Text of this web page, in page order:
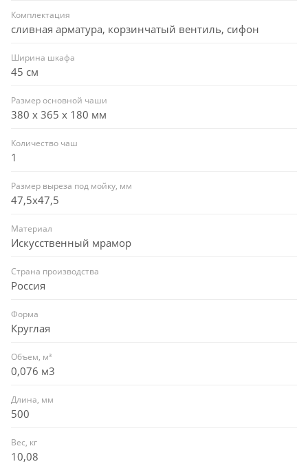
Комплектация
сливная арматура, корзинчатый вентиль, сифон
Ширина шкафа
45 см
Размер основной чаши
380 х 365 х 180 мм
Количество чаш
1
Размер выреза под мойку, мм
47,5x47,5
Материал
Искусственный мрамор
Страна производства
Россия
Форма
Круглая
Объем, м³
0,076 м3
Длина, мм
500
Вес, кг
10,08